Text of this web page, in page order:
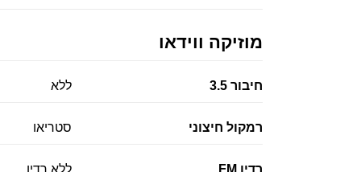
מוזיקה ווידאו
חיבור 3.5 ללא
רמקול חיצוני סטריאו
רדיו FM ללא רדיו